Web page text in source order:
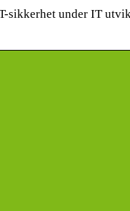
under IT